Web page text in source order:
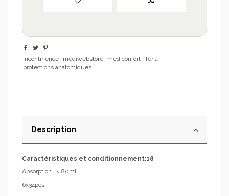
incontinence médiwebstore médiconfort Tena
protections anatomiques
Description
Caractéristiques et conditionnement:18
Absorption : < 80ml
6x34pcs